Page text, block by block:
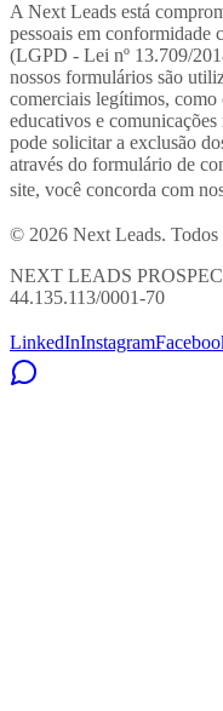
A Next Leads está
pessoais em conformidade
(LGPD - Lei nº 13.709/
nossos formulários são
comerciais legítimos, como
educativos e
pode solicitar a exclusão
através do formulário de
site, você concorda com
© 2026 Next Leads. Todos
NEXT LEADS
44.135.113/0001-70
LinkedInInstagram